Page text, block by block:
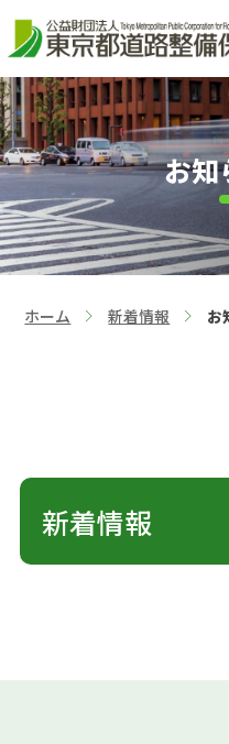
お知
ホーム
新着情報
お
新着情報